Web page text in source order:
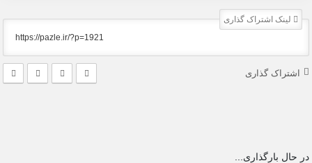
لینک اشتراک گذاری
اشتراک گذاری
در حال بارگذاری...